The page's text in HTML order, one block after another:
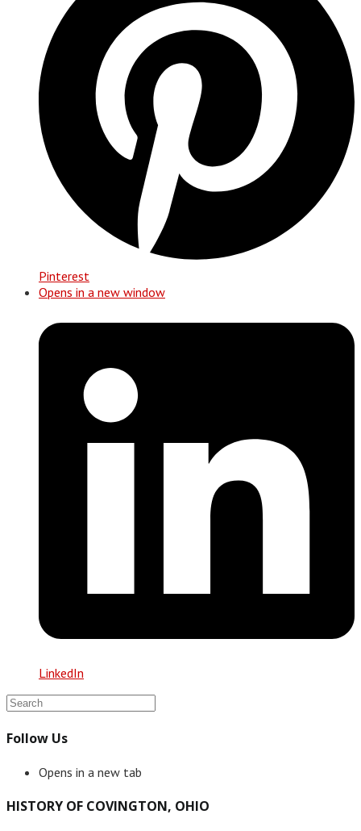
Pinterest
Opens in a new window
LinkedIn
Follow Us
Opens in a new tab
HISTORY OF COVINGTON, OHIO